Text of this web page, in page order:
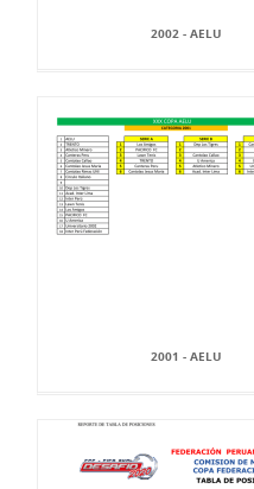
2002 - AELU
2001 - AELU